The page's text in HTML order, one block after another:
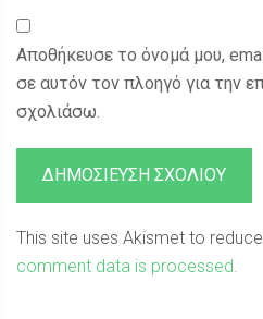
Αποθήκευσε το όνομά μου,
σε αυτόν τον πλοηγό για την
σχολιάσω.
This site uses Akismet to
comment data is processed.